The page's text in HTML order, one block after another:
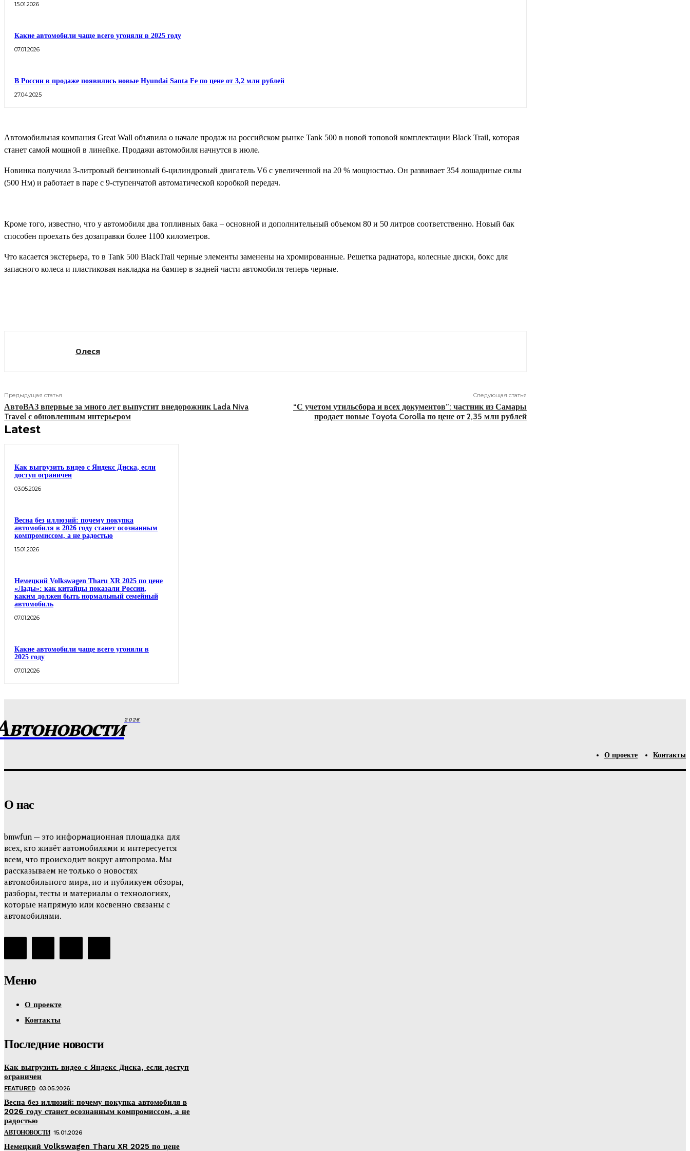
15.01.2026
Какие автомобили чаще всего угоняли в 2025 году
07.01.2026
В России в продаже появились новые Hyundai Santa Fe по цене от 3,2 млн рублей
27.04.2025
Автомобильная компания Great Wall объявила о начале продаж на российском рынке Tank 500 в новой топовой комплектации Black Trail, которая
станет самой мощной в линейке. Продажи автомобиля начнутся в июле.
Новинка получила 3-литровый бензиновый 6-цилиндровый двигатель V6 с увеличенной на 20 % мощностью. Он развивает 354 лошадиные силы
(500 Нм) и работает в паре с 9-ступенчатой автоматической коробкой передач.
Кроме того, известно, что у автомобиля два топливных бака – основной и дополнительный объемом 80 и 50 литров соответственно. Новый бак
способен проехать без дозаправки более 1100 километров.
Что касается экстерьера, то в Tank 500 BlackTrail черные элементы заменены на хромированные. Решетка радиатора, колесные диски, бокс для
запасного колеса и пластиковая накладка на бампер в задней части автомобиля теперь черные.
Олеся
Предыдущая статья
АвтоВАЗ впервые за много лет выпустит внедорожник Lada Niva
Travel с обновленным интерьером
Следующая статья
“С учетом утильсбора и всех документов”: частник из Самары
продает новые Toyota Corolla по цене от 2,35 млн рублей
Latest
Как выгрузить видео с Яндекс Диска, если
доступ ограничен
03.05.2026
Весна без иллюзий: почему покупка
автомобиля в 2026 году станет осознанным
компромиссом, а не радостью
15.01.2026
Немецкий Volkswagen Tharu XR 2025 по цене
«Лады»: как китайцы показали России,
каким должен быть нормальный семейный
автомобиль
07.01.2026
Какие автомобили чаще всего угоняли в
2025 году
07.01.2026
2026
О проекте Контакты
О нас
bmwfun — это информационная площадка для
всех, кто живёт автомобилями и интересуется
всем, что происходит вокруг автопрома. Мы
рассказываем не только о новостях
автомобильного мира, но и публикуем обзоры,
разборы, тесты и материалы о технологиях,
которые напрямую или косвенно связаны с
автомобилями.
Меню
О проекте
Контакты
Последние новости
Как выгрузить видео с Яндекс Диска, если доступ
ограничен
FEATURED 03.05.2026
Весна без иллюзий: почему покупка автомобиля в
2026 году станет осознанным компромиссом, а не
радостью
АВТОНОВОСТИ 15.01.2026
Немецкий Volkswagen Tharu XR 2025 по цене